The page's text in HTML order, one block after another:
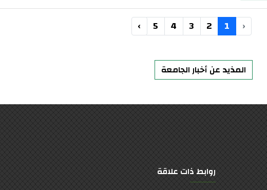
‹
1
2
3
4
5
›
المذيد عن أخبار الجامعة
روابط ذات علاقة